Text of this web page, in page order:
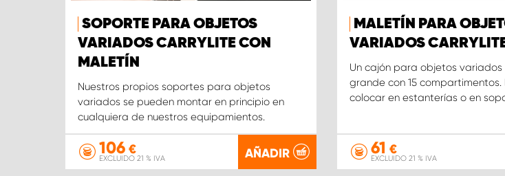
SOPORTE PARA OBJETOS
VARIADOS CARRYLITE CON
MALETÍN
Nuestros propios soportes para objetos
variados se pueden montar en principio en
cualquiera de nuestros equipamientos.
106 €
EXCLUIDO 21 % IVA AÑADIR
MALETÍN PARA
VARIADOS
Un cajón para objetos variados
grande con 15 compartimentos.
colocar en estanterías o en
61 €
EXCLUIDO 21 % IVA